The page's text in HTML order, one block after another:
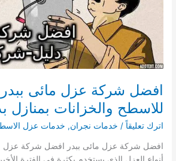
افضل شركة عزل مائى
للاسطح والخزانات بمنازل
اترك تعليقاً / خدمات نجران, خدمات عزل
افضل شركة عزل مائى ببدر افضل شركة عزل